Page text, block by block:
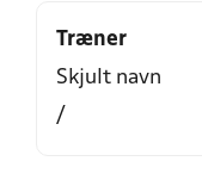
Træner
Skjult navn
/